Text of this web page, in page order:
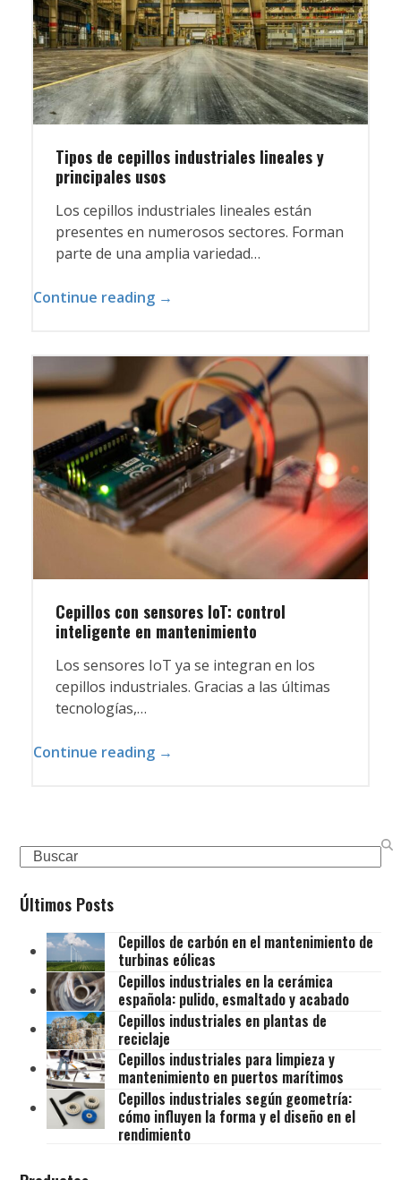
Tipos de cepillos industriales lineales y
principales usos
Los cepillos industriales lineales están
presentes en numerosos sectores. Forman
parte de una amplia variedad…
Continue reading →
Cepillos con sensores IoT: control
inteligente en mantenimiento
Los sensores IoT ya se integran en los
cepillos industriales. Gracias a las últimas
tecnologías,…
Continue reading →
Search
Últimos Posts
Cepillos de carbón en el mantenimiento de
turbinas eólicas
Cepillos industriales en la cerámica
española: pulido, esmaltado y acabado
Cepillos industriales en plantas de
reciclaje
Cepillos industriales para limpieza y
mantenimiento en puertos marítimos
Cepillos industriales según geometría:
cómo influyen la forma y el diseño en el
rendimiento